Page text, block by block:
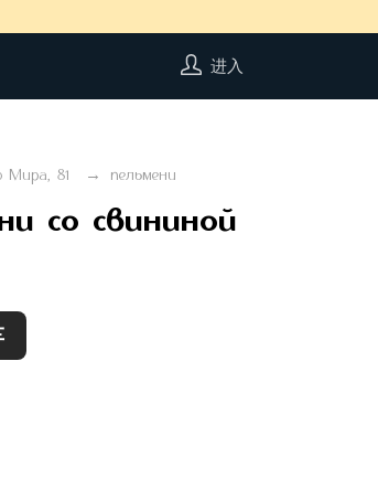
进入
Мира, 81 пельмени
со свининой